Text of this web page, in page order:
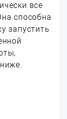
все
способна
запустить